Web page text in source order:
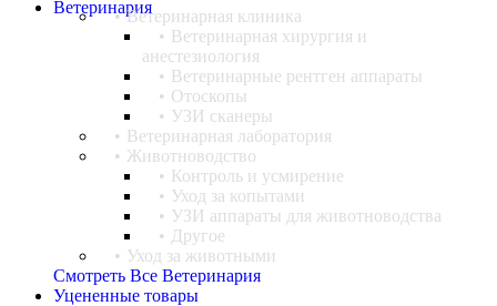
ВетеринарияВетеринарная клиника
Ветеринарная хирургия и
анестезиология
Ветеринарные рентген аппараты
Отоскопы
УЗИ сканеры
Ветеринарная лаборатория
Животноводство
Контроль и усмирение
Уход за копытами
УЗИ аппараты для животноводства
Другое
Уход за животными
Смотреть Все Ветеринария
Уцененные товары